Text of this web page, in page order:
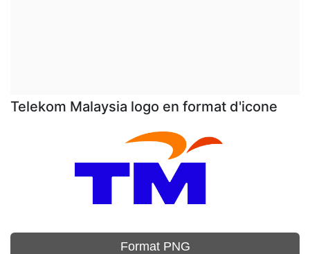
Telekom Malaysia logo en format d'icone
Format PNG